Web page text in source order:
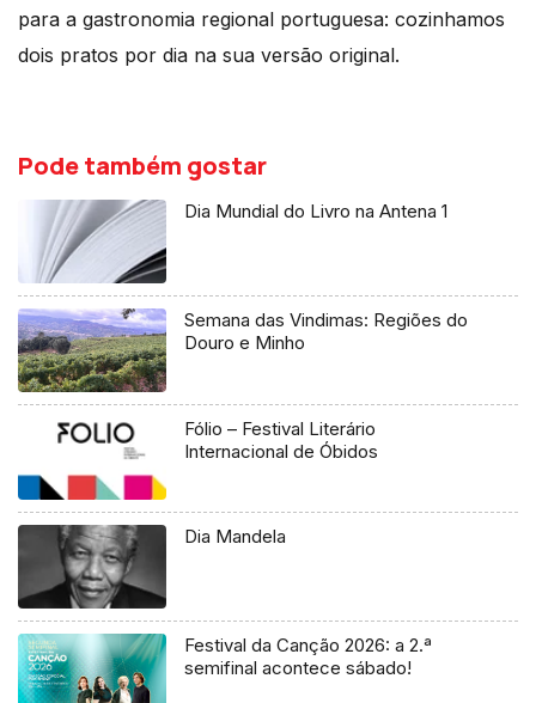
para a gastronomia regional portuguesa: cozinhamos
dois pratos por dia na sua versão original.
Pode também gostar
Dia Mundial do Livro na Antena 1
Semana das Vindimas: Regiões do
Douro e Minho
Fólio – Festival Literário
Internacional de Óbidos
Dia Mandela
Festival da Canção 2026: a 2.ª
semifinal acontece sábado!